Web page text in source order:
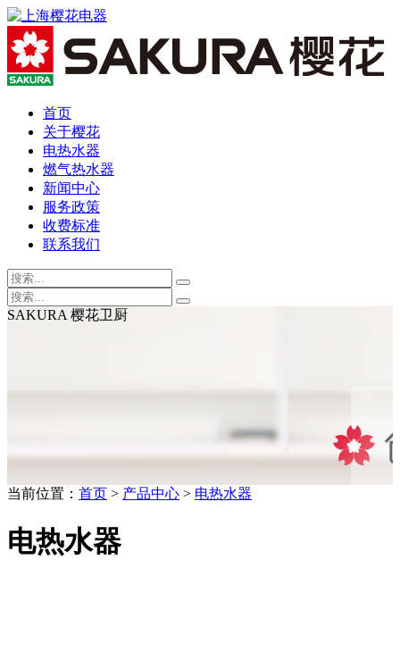
首页
关于樱花
电热水器
燃气热水器
新闻中心
服务政策
收费标准
联系我们
SAKURA 樱花卫厨
当前位置： 首页 > 产品中心 > 电热水器
电热水器